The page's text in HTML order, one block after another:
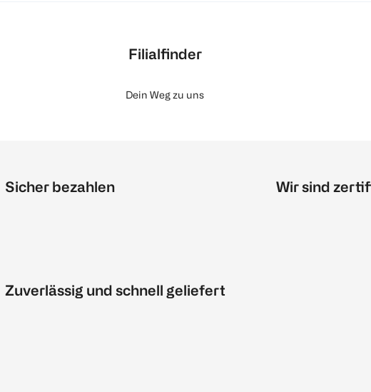
Filialfinder
Dein Weg zu uns
Sicher bezahlen
Zuverlässig und schnell geliefert
Wir sind